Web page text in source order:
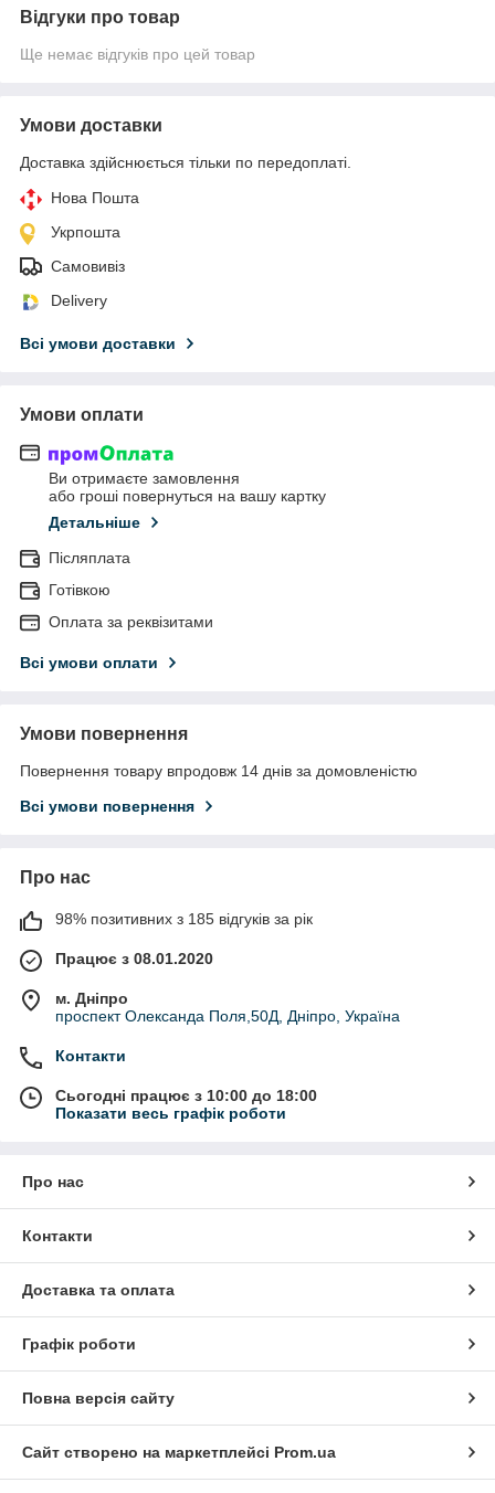
Відгуки про товар
Ще немає відгуків про цей товар
Умови доставки
Доставка здійснюється тільки по передоплаті.
Нова Пошта
Укрпошта
Самовивіз
Delivery
Всі умови доставки
Умови оплати
Ви отримаєте замовлення
або гроші повернуться на вашу картку
Детальніше
Післяплата
Готівкою
Оплата за реквізитами
Всі умови оплати
Умови повернення
Повернення товару впродовж 14 днів за домовленістю
Всі умови повернення
Про нас
98% позитивних з 185 відгуків за рік
Працює з 08.01.2020
м. Дніпро
проспект Олександа Поля,50Д, Дніпро, Україна
Контакти
Сьогодні працює з 10:00 до 18:00
Показати весь графік роботи
Про нас
Контакти
Доставка та оплата
Графік роботи
Повна версія сайту
Сайт створено на маркетплейсі Prom.ua